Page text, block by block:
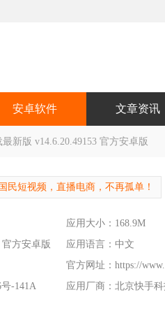
安卓软件 文章资讯
新版 v14.6.20.49153 官方安卓版
国民短视频，直播电商，不再孤单！
应用大小：168.9M
官方安卓版
应用语言：中文
官方网址： https://
-141A
应用厂商：北京快手科